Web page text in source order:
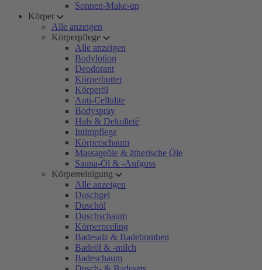
Sonnen-Make-up
Körper
Alle anzeigen
Körperpflege
Alle anzeigen
Bodylotion
Deodorant
Körperbutter
Körperöl
Anti-Cellulite
Bodyspray
Hals & Dekolleté
Intimpflege
Körperschaum
Massageöle & ätherische Öle
Sauna-Öl & -Aufguss
Körperreinigung
Alle anzeigen
Duschgel
Duschöl
Duschschaum
Körperpeeling
Badesalz & Badebomben
Badeöl & -milch
Badeschaum